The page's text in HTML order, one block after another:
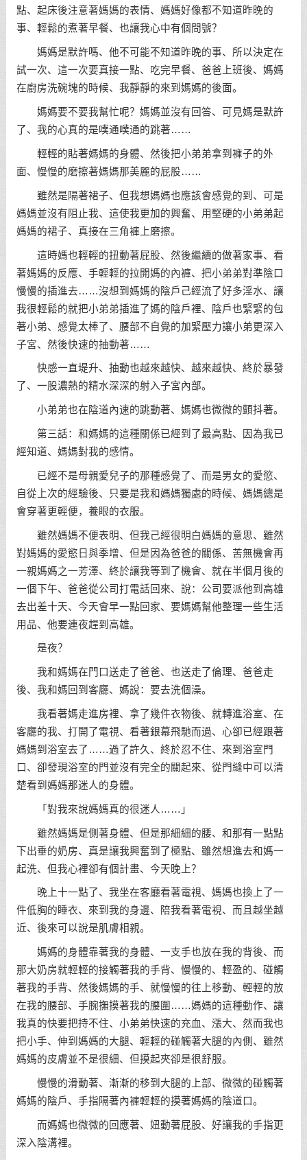
點、起床後注意著媽媽的表情、媽媽好像都不知道昨晚的
事、輕鬆的煮著早餐、也讓我心中有個問號？
媽媽是默許嗎、他不可能不知道昨晚的事、所以決定在
試一次、這一次要真接一點、吃完早餐、爸爸上班後、媽媽
在廚房洗碗塊的時候、我靜靜的來到媽媽的後面。
媽媽要不要我幫忙呢？媽媽並沒有回答、可見媽是默許
了、我的心真的是噗通噗通的跳著……
輕輕的貼著媽媽的身體、然後把小弟弟拿到褲子的外
面、慢慢的磨擦著媽媽那美麗的屁股……
雖然是隔著裙子、但我想媽媽也應該會感覺的到、可是
媽媽並沒有阻止我、這使我更加的興奮、用堅硬的小弟弟起
媽媽的裙子、真接在三角褲上磨擦。
這時媽也輕輕的扭動著屁股、然後繼續的做著家事、看
著媽媽的反應、手輕輕的拉開媽的內褲、把小弟弟對準陰口
慢慢的插進去……沒想到媽媽的陰戶己經流了好多淫水、讓
我很輕鬆的就把小弟弟插進了媽的陰戶裡、陰戶也緊緊的包
著小弟、感覺太棒了、腰部不自覺的加緊壓力讓小弟更深入
子宮、然後快速的抽動著……
快感一直堤升、抽動也越來越快、越來越快、終於暴發
了、一股濃熱的精水深深的射入子宮內部。
小弟弟也在陰道內速的跳動著、媽媽也微微的顫抖著。
第三話：和媽媽的這種關係已經到了最高點、因為我已
經知道、媽媽對我的感情。
已經不是母親愛兒子的那種感覺了、而是男女的愛慾、
自從上次的經驗後、只要是我和媽媽獨處的時候、媽媽總是
會穿著更輕便，養眼的衣服。
雖然媽媽不便表明、但我己經很明白媽媽的意思、雖然
對媽媽的愛慾日與季增、但是因為爸爸的關係、苦無機會再
一親媽媽之一芳澤、終於讓我等到了機會、就在半個月後的
一個下午、爸爸從公司打電話回來、說：公司要派他到高雄
去出差十天、今天會早一點回家、要媽媽幫他整理一些生活
用品、他要連夜趕到高雄。
是夜？
我和媽媽在門口送走了爸爸、也送走了倫理、爸爸走
後、我和媽回到客廳、媽說：要去洗個澡。
我看著媽走進房裡、拿了幾件衣物後、就轉進浴室、在
客廳的我、打開了電視、看著銀幕飛馳而過、心卻已經跟著
媽媽到浴室去了……過了許久、終於忍不住、來到浴室門
口、卻發現浴室的門並沒有完全的關起來、從門縫中可以清
楚看到媽媽那迷人的身體。
「對我來說媽媽真的很迷人……」
雖然媽媽是側著身體、但是那細細的腰、和那有一點點
下出垂的奶房、真是讓我興奮到了極點、雖然想進去和媽一
起洗、但我心裡卻有個計畫、今天晚上？
晚上十一點了、我坐在客廳看著電視、媽媽也換上了一
件低胸的睡衣、來到我的身邊、陪我看著電視、而且越坐越
近、後來可以說是肌膚相親。
媽媽的身體靠著我的身體、一支手也放在我的背後、而
那大奶房就輕輕的接觸著我的手背、慢慢的、輕盈的、碰觸
著我的手背、然後媽媽的手、就慢慢的往上移動、輕輕的放
在我的腰部、手腕撫摸著我的腰圍……媽媽的這種動作、讓
我真的快要把持不住、小弟弟快速的充血、漲大、然而我也
把小手、伸到媽媽的大腿、輕輕的碰觸著大腿的內側、雖然
媽媽的皮膚並不是很細、但摸起夾卻是很舒服。
慢慢的滑動著、漸漸的移到大腿的上部、微微的碰觸著
媽媽的陰戶、手指隔著內褲輕輕的摸著媽媽的陰道口。
而媽媽也微微的回應著、妞動著屁股、好讓我的手指更
深入陰溝裡。